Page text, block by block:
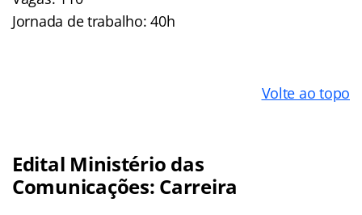
Jornada de trabalho: 40h
Volte ao topo
Edital Ministério das
Comunicações: Carreira